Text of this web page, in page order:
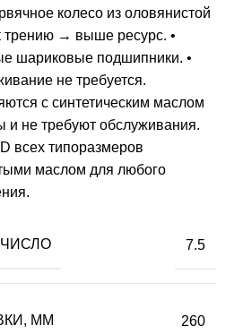
колесо из оловянистой
трению → выше ресурс. •
шариковые подшипники. •
не требуется.
с синтетическим маслом
и не требуют обслуживания.
всех типоразмеров
маслом для любого
7.5
ММ 260